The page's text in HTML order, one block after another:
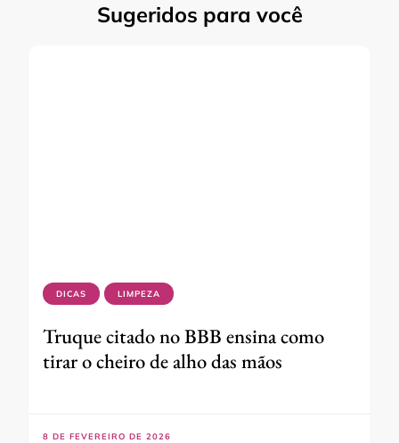
Sugeridos para você
DICAS LIMPEZA
Truque citado no BBB ensina como
tirar o cheiro de alho das mãos
8 DE FEVEREIRO DE 2026